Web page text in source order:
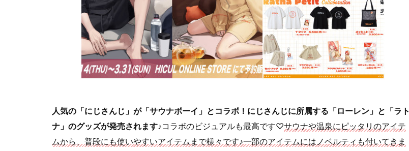
人気の「にじさんじ」が「サウナボーイ」とコラボ！にじさんじに所属する「ローレン」と「ラト
ナ」のグッズが発売されます♪コラボのビジュアルも最高です♡サウナや温泉にピッタリのアイテ
ムから、普段にも使いやすいアイテムまで様々です♪一部のアイテムにはノベルティも付いてきま